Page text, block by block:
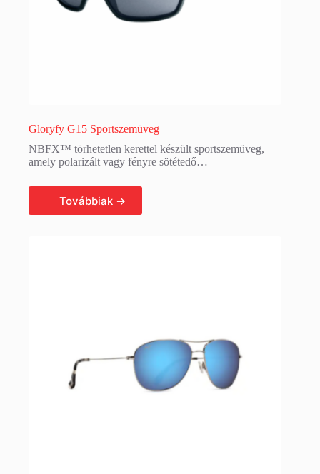
Gloryfy G15 Sportszemüveg
NBFX™ törhetetlen kerettel készült sportszemüveg,
amely polarizált vagy fényre sötétedő…
Tovább olvasom